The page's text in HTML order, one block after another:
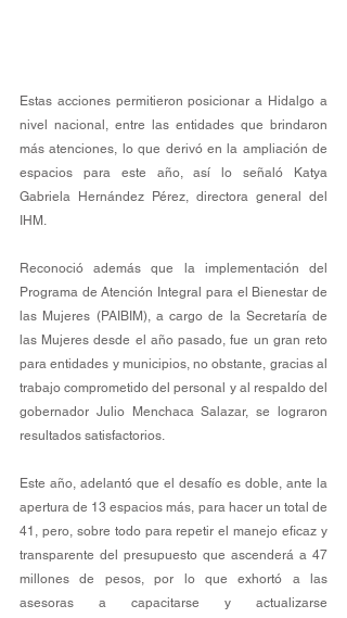
Estas acciones permitieron posicionar a Hidalgo a
nivel nacional, entre las entidades que brindaron
más atenciones, lo que derivó en la ampliación de
espacios para este año, así lo señaló Katya
Gabriela Hernández Pérez, directora general del
IHM.
Reconoció además que la implementación del
Programa de Atención Integral para el Bienestar de
las Mujeres (PAIBIM), a cargo de la Secretaría de
las Mujeres desde el año pasado, fue un gran reto
para entidades y municipios, no obstante, gracias al
trabajo comprometido del personal y al respaldo del
gobernador Julio Menchaca Salazar, se lograron
resultados satisfactorios.
Este año, adelantó que el desafío es doble, ante la
apertura de 13 espacios más, para hacer un total de
41, pero, sobre todo para repetir el manejo eficaz y
transparente del presupuesto que ascenderá a 47
millones de pesos, por lo que exhortó a las
asesoras a capacitarse y actualizarse